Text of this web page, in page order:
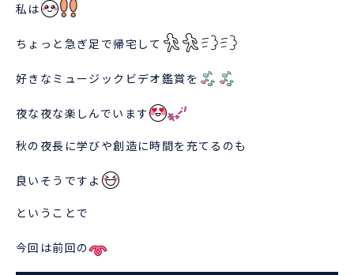
私は
ちょっと急ぎ足で帰宅して
好きなミュージックビデオ鑑賞を
夜な夜な楽しんでいます
秋の夜長に学びや創造に時間を充てるのも
良いそうですよ
ということで
今回は前回の